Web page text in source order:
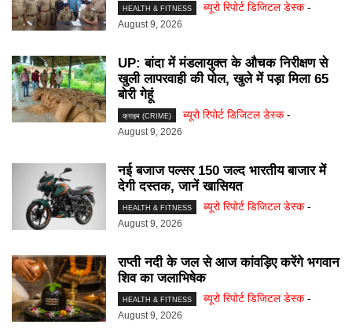
HEALTH & FITNESS ब्यूरो रिपोर्ट डिजिटल डेस्क -
August 9, 2026
UP: बांदा में मंडलायुक्त के औचक निरीक्षण से
खुली लापरवाही की पोल, खुले में पड़ा मिला 65
बोरी गेहूं
क्राइम (CRIME) ब्यूरो रिपोर्ट डिजिटल डेस्क -
August 9, 2026
नई बजाज पल्सर 150 जल्द भारतीय बाजार में
देगी दस्तक, जानें खासियत
HEALTH & FITNESS ब्यूरो रिपोर्ट डिजिटल डेस्क -
August 9, 2026
राप्ती नदी के जल से आज कांवड़िए करेंगे भगवान
शिव का जलाभिषेक
HEALTH & FITNESS ब्यूरो रिपोर्ट डिजिटल डेस्क -
August 9, 2026